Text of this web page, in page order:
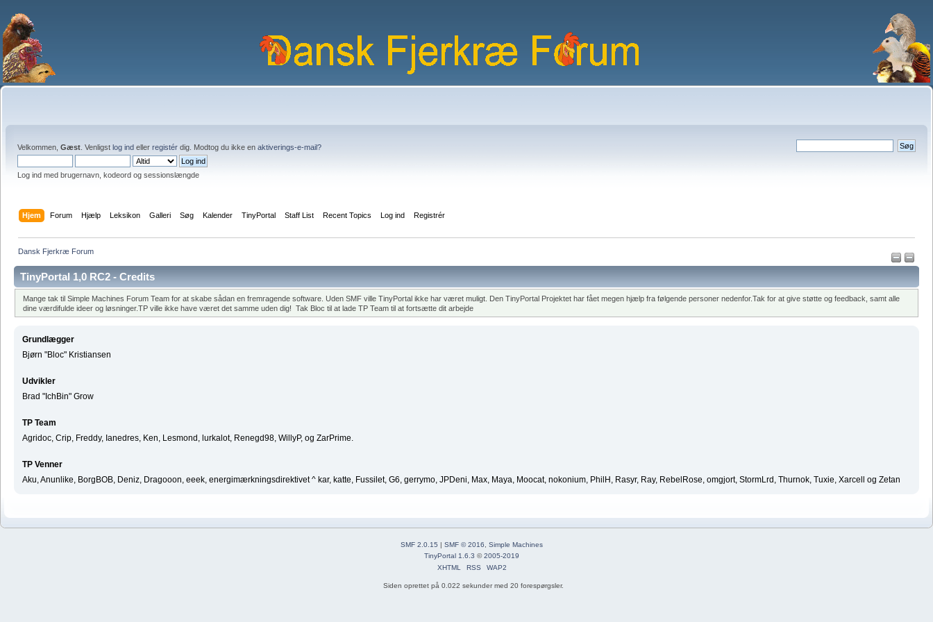
Velkommen, Gæst . Venligst log ind eller registér dig. Modtog du ikke en aktiverings-e-mail?
Log ind med brugernavn, kodeord og sessionslængde
Hjem Forum Hjælp Leksikon Galleri Søg Kalender TinyPortal Staff List Recent Topics Log ind Registrér
Dansk Fjerkræ Forum
TinyPortal 1,0 RC2 - Credits
Mange tak til Simple Machines Forum Team for at skabe sådan en fremragende software. Uden SMF ville TinyPortal ikke har været muligt. Den TinyPortal Projektet har fået megen hjælp fra følgende personer nedenfor.Tak for at give støtte og feedback, samt alle
dine værdifulde ideer og løsninger.TP ville ikke have været det samme uden dig! Tak Bloc til at lade TP Team til at fortsætte dit arbejde
Grundlægger
Bjørn "Bloc" Kristiansen
Udvikler
Brad "IchBin" Grow
TP Team
Agridoc, Crip, Freddy, Ianedres, Ken, Lesmond, lurkalot, Renegd98, WillyP, og ZarPrime.
TP Venner
Aku, Anunlike, BorgBOB, Deniz, Dragooon, eeek, energimærkningsdirektivet ^ kar, katte, Fussilet, G6, gerrymo, JPDeni, Max, Maya, Moocat, nokonium, PhilH, Rasyr, Ray, RebelRose, omgjort, StormLrd, Thurnok, Tuxie, Xarcell og Zetan
SMF 2.0.15 | SMF © 2016
Simple Machines
TinyPortal 1.6.3 ©2005-2019
XHTML
RSS WAP2
Siden oprettet på 0.022 sekunder med 20 forespørgsler.